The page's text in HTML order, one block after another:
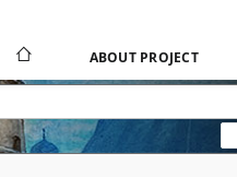
ABOUT PROJECT